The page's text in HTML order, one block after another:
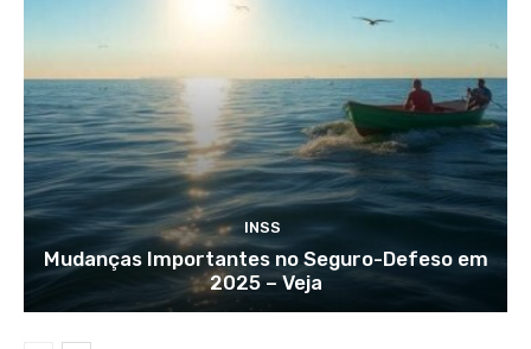
INSS
Mudanças Importantes no Seguro-Defeso em
2025 – Veja